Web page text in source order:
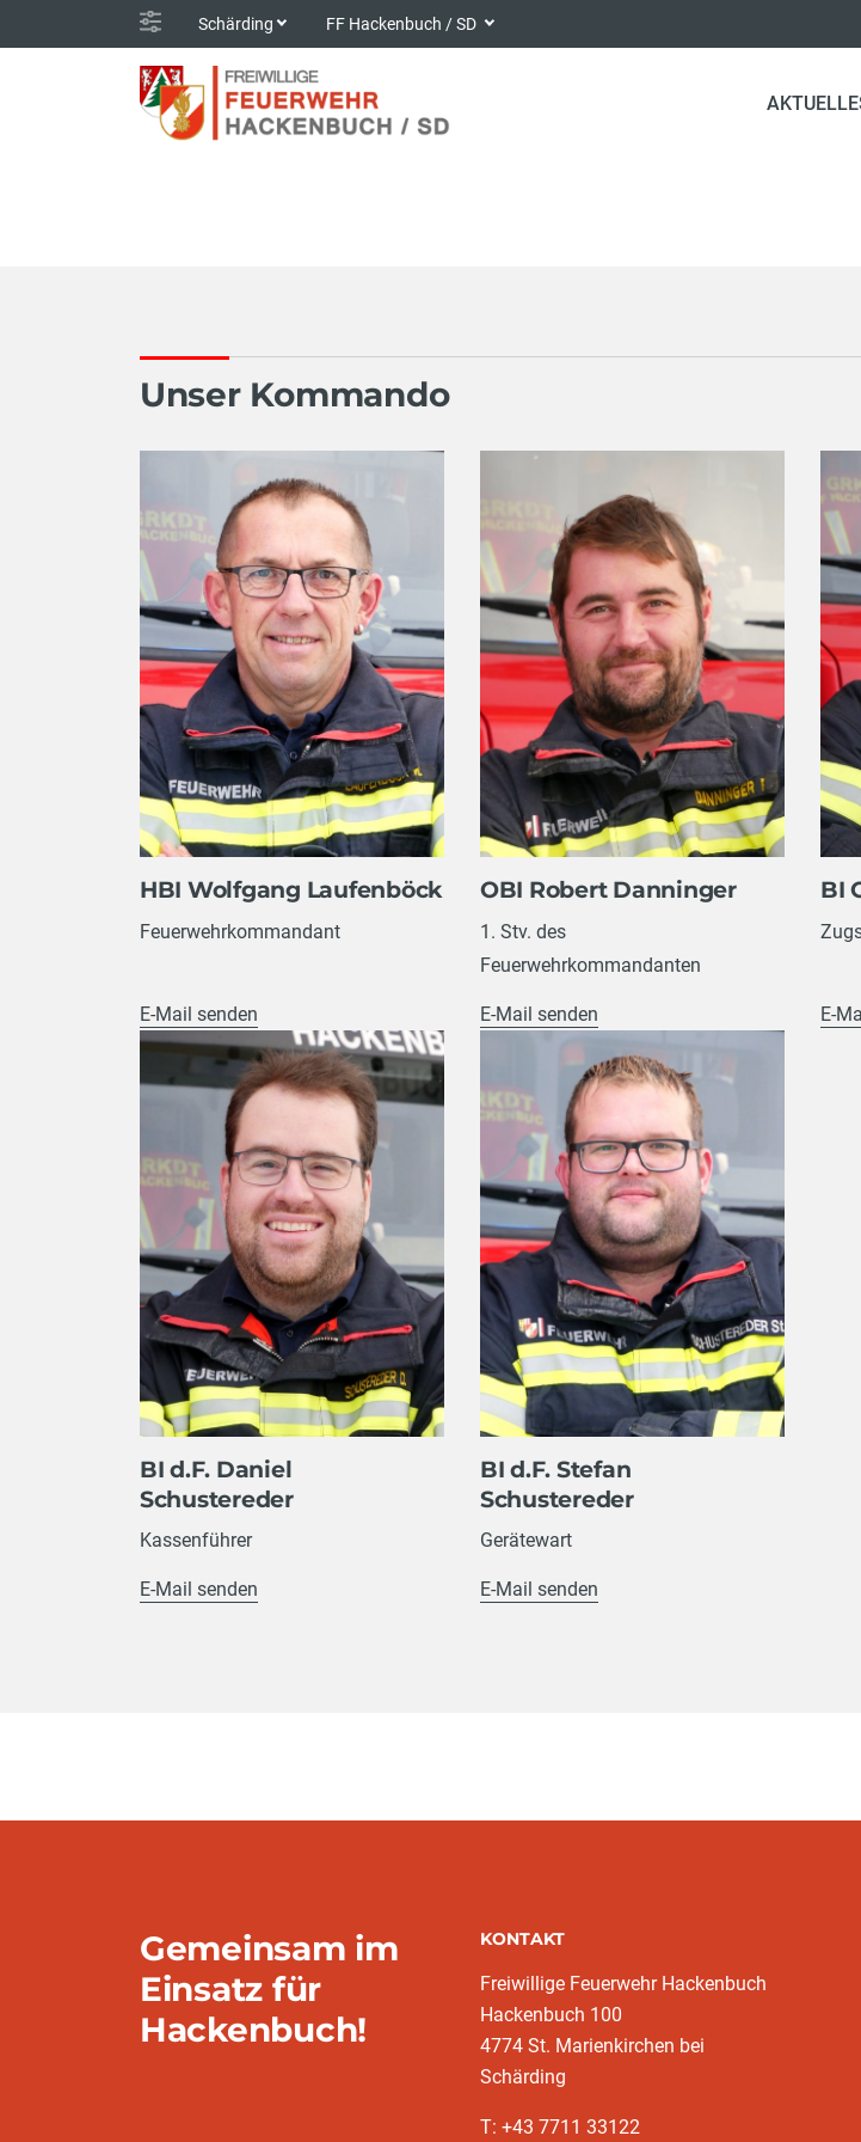
Schärding FF Hackenbuch / SD
Unser Kommando
HBI Wolfgang Laufenböck
Feuerwehrkommandant
E-Mail senden
OBI Robert Danninger
1. Stv. des
Feuerwehrkommandanten
E-Mail senden
BI
E-
BI d.F. Daniel
Schustereder
Kassenführer
E-Mail senden
BI d.F. Stefan
Schustereder
Gerätewart
E-Mail senden
Gemeinsam im
Einsatz für
Hackenbuch!
KONTAKT
Freiwillige Feuerwehr Hackenbuch
Hackenbuch 100
4774 St. Marienkirchen bei
Schärding
T: +43 7711 33122